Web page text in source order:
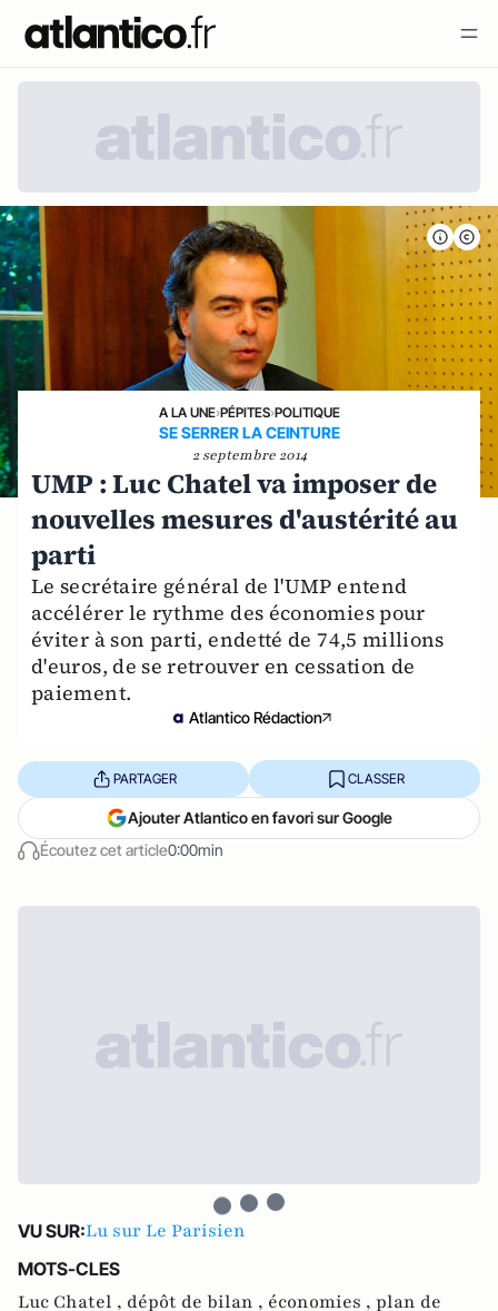
A LA UNE›PÉPITES›POLITIQUE
SE SERRER LA CEINTURE
2 septembre 2014
UMP : Luc Chatel va imposer de
nouvelles mesures d'austérité au
parti
Le secrétaire général de l'UMP entend
accélérer le rythme des économies pour
éviter à son parti, endetté de 74,5 millions
d'euros, de se retrouver en cessation de
paiement.
Atlantico Rédaction
Écoutez cet article0:00min
PARTAGER CLASSER
Ajouter Atlantico en favori sur Google
VU SUR:Lu sur Le Parisien
MOTS-CLES
Luc Chatel , dépôt de bilan , économies , plan de